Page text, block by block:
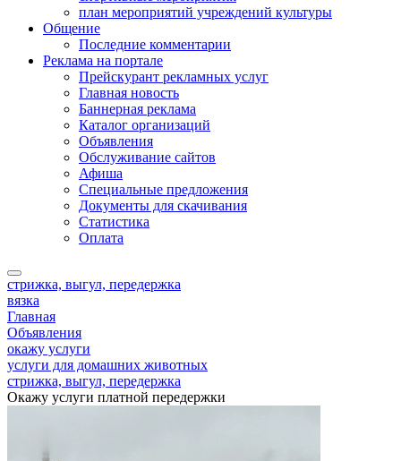
план мероприятий учреждений культуры
Общение
Последние комментарии
Реклама на портале
Прейскурант рекламных услуг
Главная новость
Баннерная реклама
Каталог организаций
Объявления
Обслуживание сайтов
Афиша
Специальные предложения
Документы для скачивания
Статистика
Оплата
стрижка, выгул, передержка
вязка
Главная
Объявления
окажу услуги
услуги для домашних животных
стрижка, выгул, передержка
Окажу услуги платной передержки